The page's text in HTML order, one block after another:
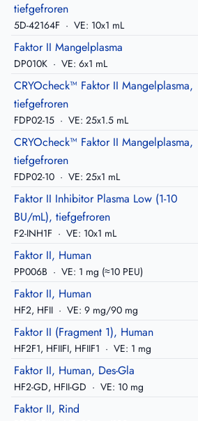
tiefgefroren
5D-42164F · VE: 10x1 mL
Faktor II Mangelplasma
DP010K · VE: 6x1 mL
CRYOcheck™ Faktor II Mangelplasma,
tiefgefroren
FDP02-15 · VE: 25x1.5 mL
CRYOcheck™ Faktor II Mangelplasma,
tiefgefroren
FDP02-10 · VE: 25x1 mL
Faktor II Inhibitor Plasma Low (1-10
BU/mL), tiefgefroren
F2-INH1F · VE: 10x1 mL
Faktor II, Human
PP006B · VE: 1 mg (≈10 PEU)
Faktor II, Human
HF2, HFII · VE: 9 mg/90 mg
Faktor II (Fragment 1), Human
HF2F1, HFIIFI, HFIIF1 · VE: 1 mg
Faktor II, Human, Des-Gla
HF2-GD, HFII-GD · VE: 10 mg
Faktor II, Rind